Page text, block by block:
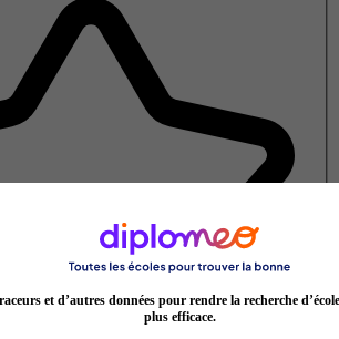
et d’autres données pour rendre la recherche
plus efficace.